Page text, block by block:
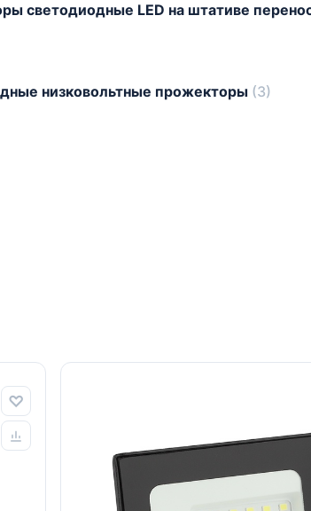
светодиодные LED на штативе
низковольтные прожекторы (3)